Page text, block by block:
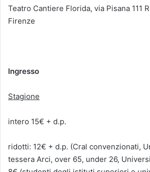
Teatro Cantiere Florida, via Pisana 111
Firenze
Ingresso
Stagione
intero 15€ + d.p.
ridotti: 12€ + d.p. (Cral convenzionati,
tessera Arci, over 65, under 26,